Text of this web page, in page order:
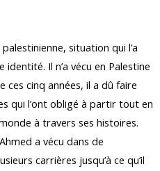
situation qui l’a
Il n’a vécu en Palestine
ces cinq années, il a dû faire
qui l’ont obligé à partir tout en
à travers ses histoires.
a vécu dans de
carrières jusqu’à ce qu’il